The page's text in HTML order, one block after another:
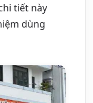
tiết này
dùng